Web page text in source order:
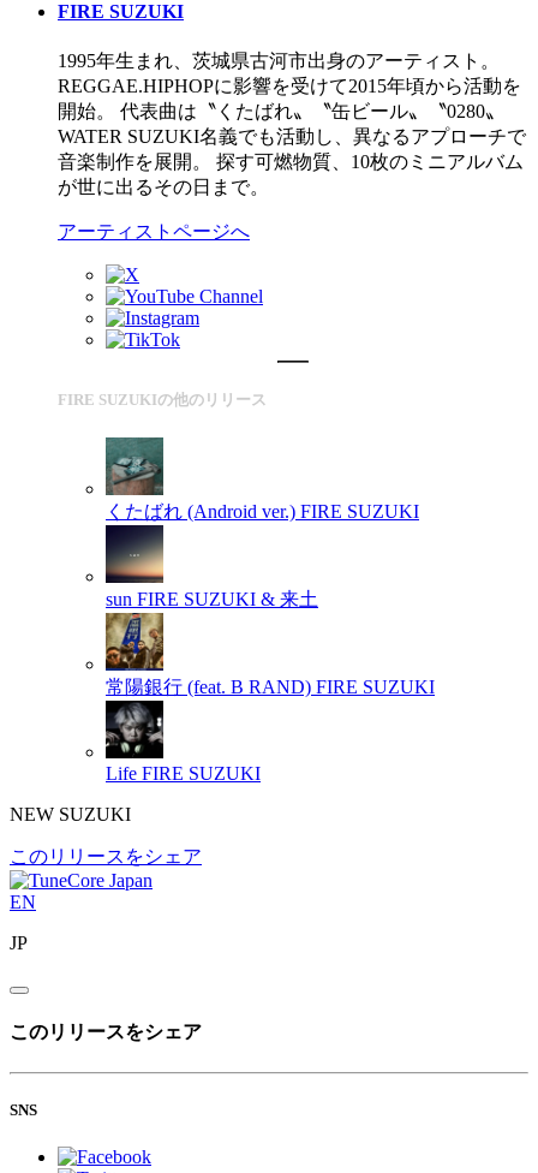
FIRE SUZUKI
1995年生まれ、茨城県古河市出身のアーティスト。
REGGAE.HIPHOPに影響を受けて2015年頃から活動を
開始。 代表曲は〝くたばれ〟〝缶ビール〟〝0280〟
WATER SUZUKI名義でも活動し、異なるアプローチで
音楽制作を展開。 探す可燃物質、10枚のミニアルバム
が世に出るその日まで。
アーティストページへ
FIRE SUZUKIの他のリリース
くたばれ (Android ver.) FIRE SUZUKI
sun FIRE SUZUKI & 来土
常陽銀行 (feat. B RAND) FIRE SUZUKI
Life FIRE SUZUKI
NEW SUZUKI
このリリースをシェア
EN
JP
このリリースをシェア
SNS